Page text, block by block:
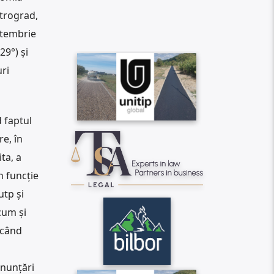
și
faptul
în
a
funcție
și
și